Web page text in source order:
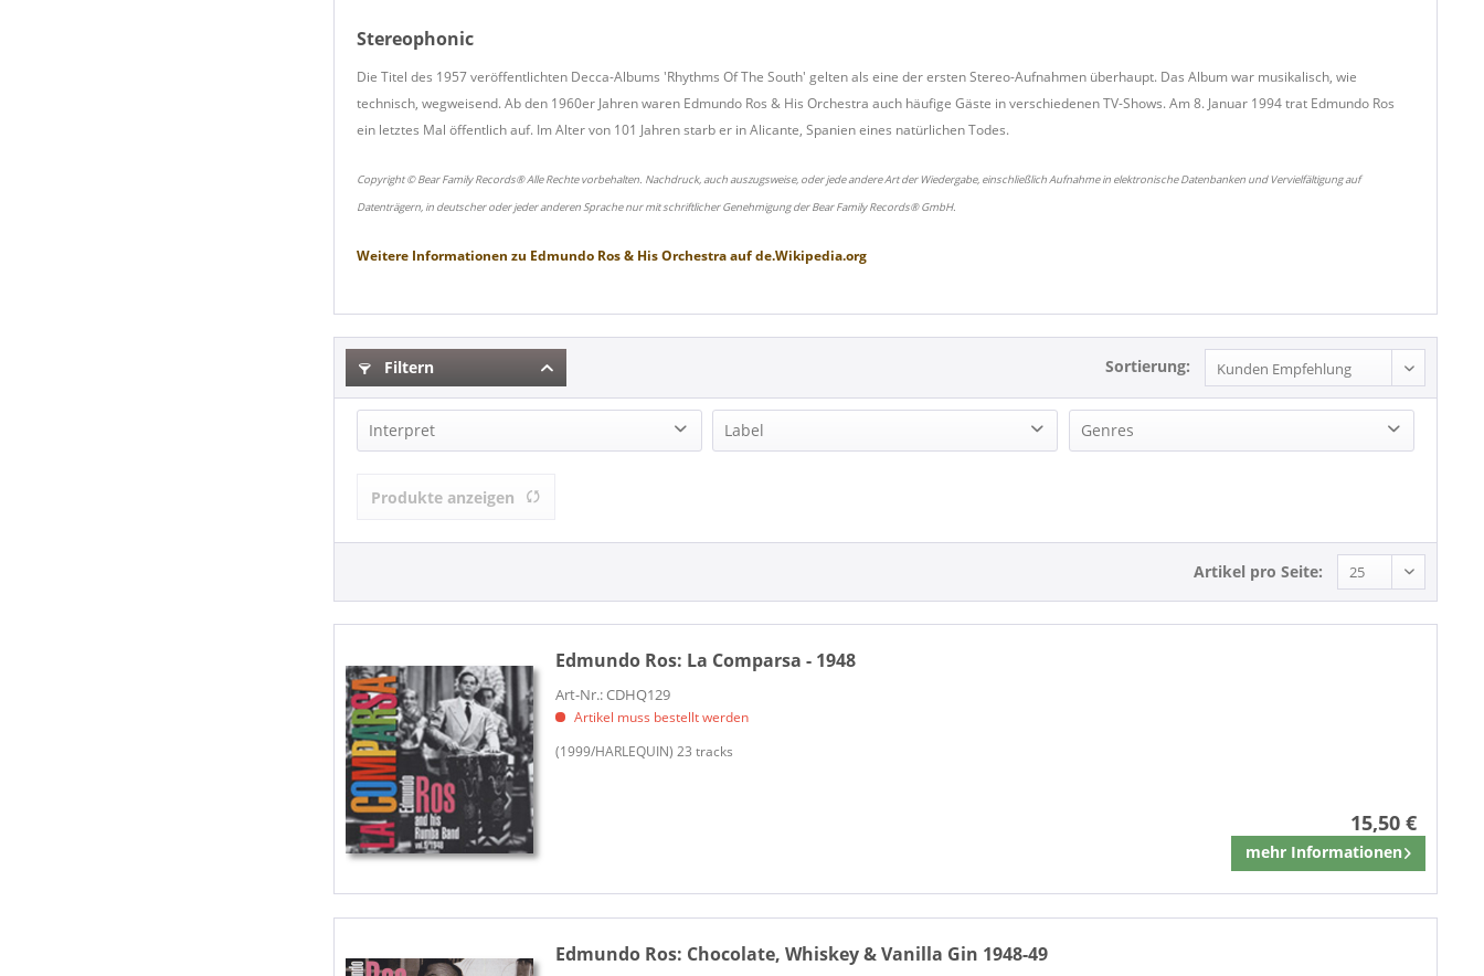
Stereophonic
Die Titel des 1957 veröffentlichten Decca-Albums 'Rhythms Of The South' gelten als eine der ersten Stereo-Aufnahmen überhaupt. Das Album war musikalisch, wie
technisch, wegweisend. Ab den 1960er Jahren waren Edmundo Ros & His Orchestra auch häufige Gäste in verschiedenen TV-Shows. Am 8. Januar 1994 trat Edmundo Ros
ein letztes Mal öffentlich auf. Im Alter von 101 Jahren starb er in Alicante, Spanien eines natürlichen Todes.
Copyright © Bear Family Records® Alle Rechte vorbehalten. Nachdruck, auch auszugsweise, oder jede andere Art der Wiedergabe, einschließlich Aufnahme in elektronische Datenbanken und Vervielfältigung auf
Datenträgern, in deutscher oder jeder anderen Sprache nur mit schriftlicher Genehmigung der Bear Family Records® GmbH.
Weitere Informationen zu Edmundo Ros & His Orchestraaufde.Wikipedia.org
Filtern Sortierung:
Interpret Label
The Empress Recording (1)
Genres
Produkte anzeigen
Artikel pro Seite:
Edmundo Ros: La Comparsa - 1948
Art-Nr.: CDHQ129
Artikel muss bestellt werden
(1999/HARLEQUIN) 23 tracks
15,50 €
mehr Informationen
Merken
Edmundo Ros: Chocolate, Whiskey & Vanilla Gin 1948-49